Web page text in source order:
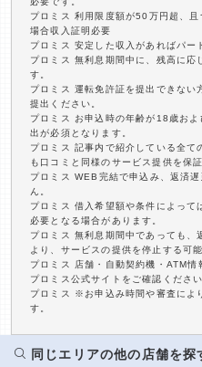
プロミス 利用限度額が50万円超、
場合収入証明必要
プロミス 安定した収入があればパー
プロミス 無利息期間中に、残高に応
す。
プロミス 運転免許証を提出できない
提出ください。
プロミス お申込時の年齢が18歳お
出が必須となります。
プロミス 記事内で紹介している全て
も口コミと同様のサービス提供を保
プロミス WEB完結で申込み、返済
ん。
プロミス 借入希望額や条件によって
必要となる場合があります。
プロミス 無利息期間中であっても、
より、サービスの提供を停止する可
プロミス 店舗・自動契約機・ATM
プロミス公式サイトをご確認ください
プロミス ※お申込み時間や審査によ
す。
同じエリアの他の店舗を探